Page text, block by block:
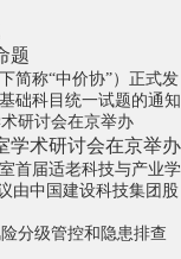
题
简称“中价协”）正式发
础科目统一试题的通知
学术研讨会在京举办
首届适老科技与产业学
由中国建设科技集团股